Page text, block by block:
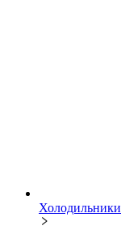
Холодильники